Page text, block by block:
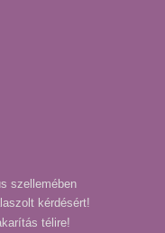
szellemében
kérdésért!
télire!